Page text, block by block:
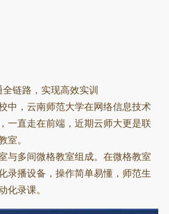
全链路，实现高效实训
中，云南师范大学在网络信息技术
一直走在前端，近期云师大更是联
室。
与多间微格教室组成。 在微格教室
录播设备，操作简单易懂，师范生
化录课。